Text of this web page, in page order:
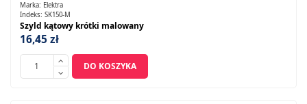
Marka: Elektra
Indeks: SK150-M
Szyld kątowy krótki malowany
16,45 zł
DO KOSZYKA